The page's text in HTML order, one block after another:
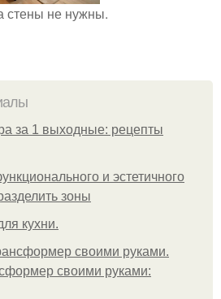
стены не нужны.
за 1 выходные: рецепты
и эстетичного
зоны
кухни.
своими руками.
своими руками: